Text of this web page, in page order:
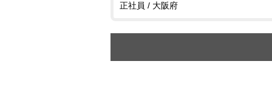
正社員 / 大阪府